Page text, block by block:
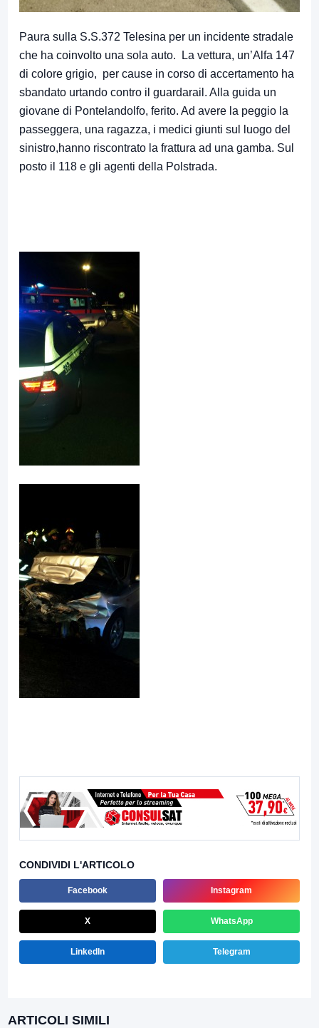
Paura sulla S.S.372 Telesina per un incidente stradale
che ha coinvolto una sola auto. La vettura, un’Alfa 147
di colore grigio, per cause in corso di accertamento ha
sbandato urtando contro il guardarail. Alla guida un
giovane di Pontelandolfo, ferito. Ad avere la peggio la
passeggera, una ragazza, i medici giunti sul luogo del
sinistro,hanno riscontrato la frattura ad una gamba. Sul
posto il 118 e gli agenti della Polstrada.
CONDIVIDI L'ARTICOLO
Facebook Instagram
X WhatsApp
LinkedIn Telegram
ARTICOLI SIMILI